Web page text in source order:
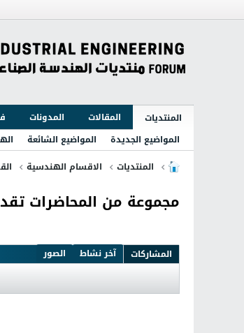
المنتديات المقالات المدونات
المواضيع الجديدة
المواضيع الشائعة
المنتديات
الاقسام الهندسية
مجموعة من المحاضرات
المشاركات آخر نشاط الصور